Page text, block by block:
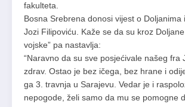
fakulteta.
Bosna Srebrena donosi vijest o Doljanima
Jozi Filipoviću. Kaže se da su kroz
vojske” pa nastavlja:
“Naravno da su sve posjećivale našeg fra
zdrav. Ostao je bez ičega, bez hrane i
ga 3. travnja u Sarajevu. Vedar je i
nepogode, želi samo da mu se pomogne